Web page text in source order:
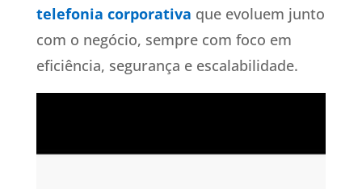
telefonia corporativa que evoluem junto
com o negócio, sempre com foco em
eficiência, segurança e escalabilidade.